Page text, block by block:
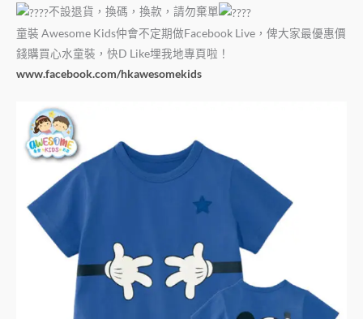
不設退貨，換碼，換款，請勿棄單
童裝 Awesome Kids仲會不定期做Facebook Live，俾大家最優惠價
錢購買心水童裝，快D Like埋我地專頁啦！
www.facebook.com/hkawesomekids